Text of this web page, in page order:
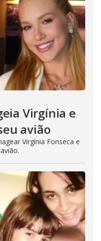
Virgínia e
avião
Virgínia Fonseca e